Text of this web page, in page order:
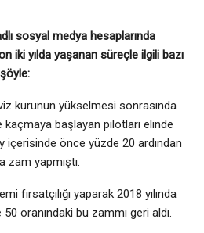
sosyal medya hesaplarında
iki yılda yaşanan süreçle ilgili bazı
kurunun yükselmesi sonrasında
başlayan pilotları elinde
içerisinde önce yüzde 20 ardından
zam yapmıştı.
fırsatçılığı yaparak 2018 yılında
oranındaki bu zammı geri aldı.